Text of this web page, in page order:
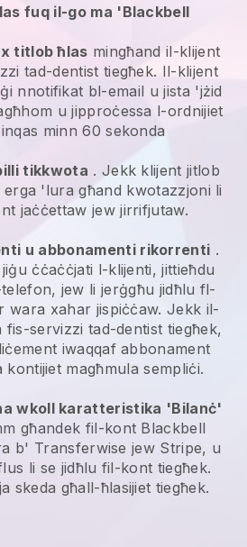
fuq il-go ma 'Blackbell
titlob ħlas mingħand il-klijent
tad-dentist tiegħek. Il-klijent
nnotifikat bl-email u jista 'jżid
u jipproċessa l-ordnijiet
minn 60 sekonda
tikkwota . Jekk klijent jitlob
'lura għand kwotazzjoni li
jaċċettaw jew jirrifjutaw.
u abbonamenti rikorrenti .
ċċaċċjati l-klijenti, jittieħdu
jew li jerġgħu jidħlu fl-
wara xahar jispiċċaw. Jekk il-
fis-servizzi tad-dentist tiegħek,
iwaqqaf abbonament
magħmula sempliċi.
wkoll karatteristika 'Bilanċ'
għandek fil-kont Blackbell
b' Transferwise jew Stripe, u
li se jidħlu fil-kont tiegħek.
skeda għall-ħlasijiet tiegħek.